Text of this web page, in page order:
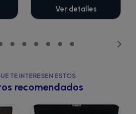
Ver detalles
TE INTERESEN ESTOS
recomendados